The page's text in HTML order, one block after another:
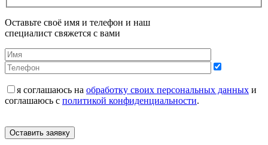
Оставьте своё имя и телефон и наш
специалист свяжется с вами
я соглашаюсь на обработку своих персональных данных и
соглашаюсь с политикой конфиденциальности.
Оставить заявку